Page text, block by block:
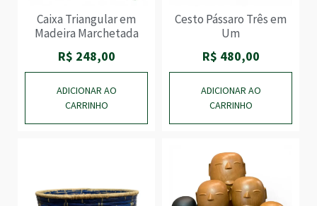
Caixa Triangular em
Madeira Marchetada
R$ 248,00
ADICIONAR AO
CARRINHO
Cesto Pássaro Três em
Um
R$ 480,00
ADICIONAR AO
CARRINHO